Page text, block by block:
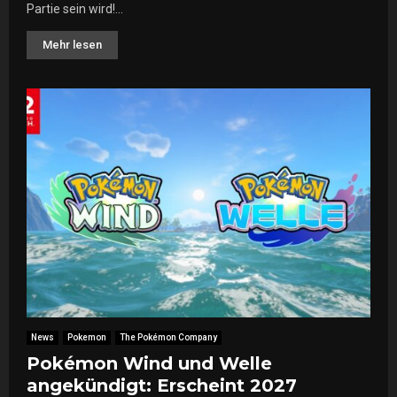
Partie sein wird!...
Mehr lesen
News Pokemon The Pokémon Company
Pokémon Wind und Welle
angekündigt: Erscheint 2027